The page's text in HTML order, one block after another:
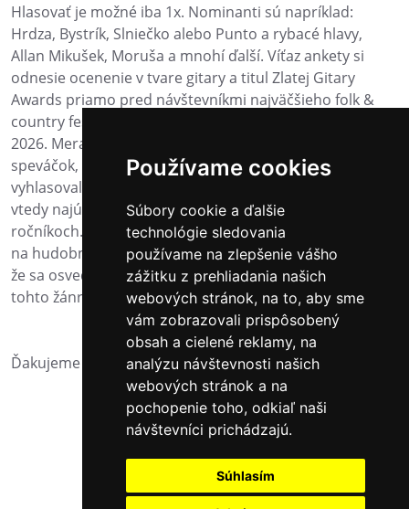
Používame cookies
Súbory cookie a ďalšie
technológie sledovania
používame na zlepšenie vášho
zážitku z prehliadania našich
webových stránok, na to, aby sme
vám zobrazovali prispôsobený
obsah a cielené reklamy, na
analýzu návštevnosti našich
webových stránok a na
pochopenie toho, odkiaľ naši
návštevníci prichádzajú.
Súhlasím
Hlasovať je možné iba 1x. Nominanti sú napríklad:
Hrdza, Bystrík, Slniečko alebo Punto a rybacé hlavy,
Allan Mikušek, Moruša a mnohí ďalší. Víťaz ankety si
odnesie ocenenie v tvare gitary a titul Zlatej Gitary
Awards priamo pred návštevníkmi najväčšieho folk &
country festivalu na Slovensku na COUNTRY LODENICI
2026. Meranie popularity slovenských spevákov,
speváčok, či skupín má svoju históriu. Na Slovensku sa
vyhlasovali rôzne hudobné ankety už od roku 1998,
vtedy najúspešnejšia anketa Slávik vyhlásila víťazov v 15.
ročníkoch. Ocenenie Zlatá Gitara Awards sa zameriava
na hudobnú scénu folk & country a organizátori veria,
že sa osvedčí a každoročne si ho odnesú interpreti
tohto žánru a budú naň patrične pyšní.
Ďakujeme za Vaše hlasy!